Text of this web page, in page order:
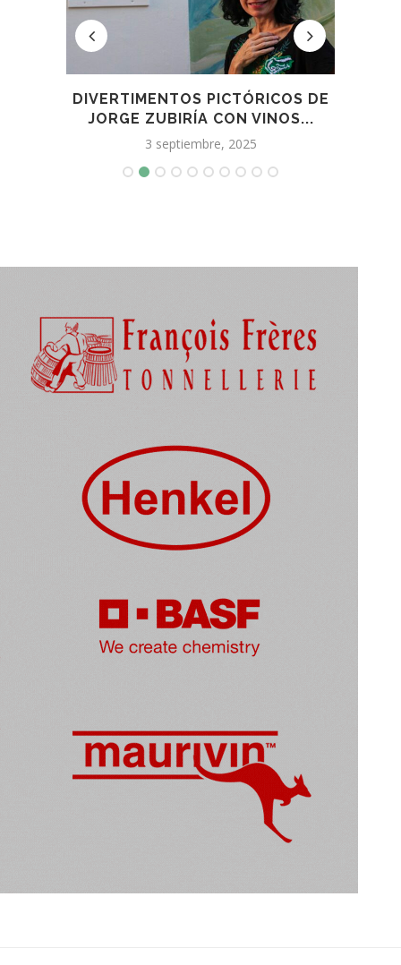
DIVERTIMENTOS PICTÓRICOS DE
JORGE ZUBIRÍA CON VINOS...
3 septiembre, 2025